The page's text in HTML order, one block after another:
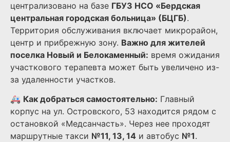
централизовано на базе ГБУЗ НСО «Бердская
центральная городская больница» (БЦГБ).
Территория обслуживания включает микрорайон,
центр и прибрежную зону. Важно для жителей
поселка Новый и Белокаменный: время ожидания
участкового терапевта может быть увеличено из-
за удаленности участков.
🚑 Как добраться самостоятельно: Главный
корпус на ул. Островского, 53 находится рядом с
остановкой «Медсанчасть». Через нее проходят
маршрутные такси №11, 13, 14 и автобус №1.